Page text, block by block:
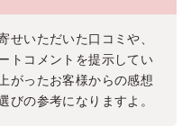
せいただいた口コミや、
トコメントを提示してい
がったお客様からの感想
びの参考になりますよ。